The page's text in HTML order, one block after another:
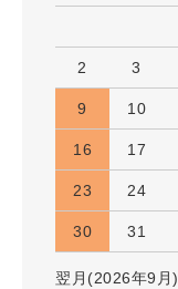
2 3
9 10
16 17
23 24
30 31
翌月(2026年9月)